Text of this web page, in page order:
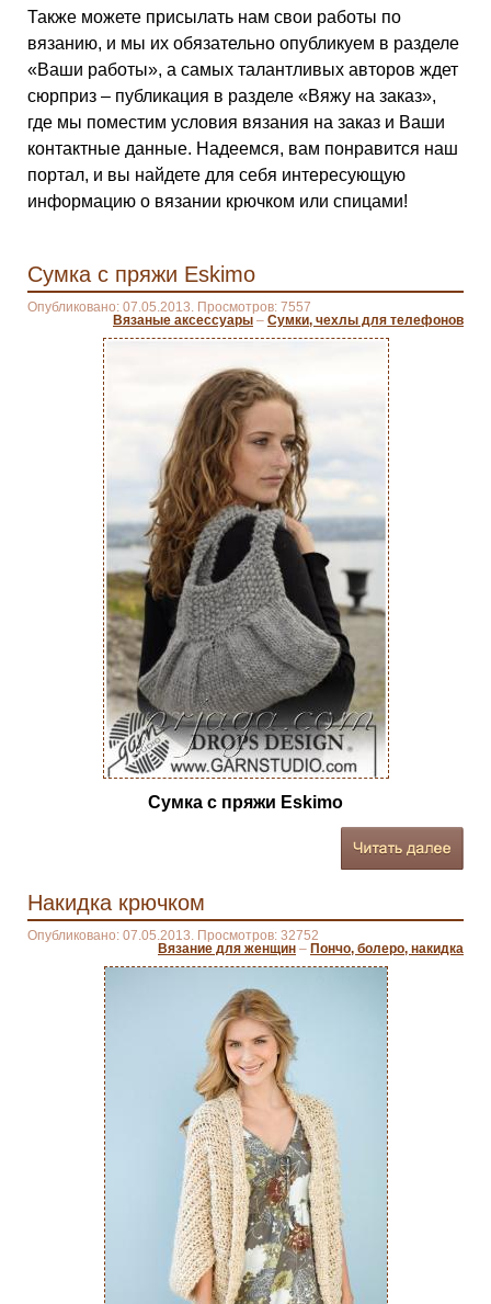
Также можете присылать нам свои работы по
вязанию, и мы их обязательно опубликуем в разделе
«Ваши работы», а самых талантливых авторов ждет
сюрприз – публикация в разделе «Вяжу на заказ»,
где мы поместим условия вязания на заказ и Ваши
контактные данные. Надеемся, вам понравится наш
портал, и вы найдете для себя интересующую
информацию о вязании крючком или спицами!
Сумка с пряжи Eskimo
Опубликовано: 07.05.2013. Просмотров: 7557
Вязаные аксессуары – Сумки, чехлы для телефонов
Сумка с пряжи Eskimo
Накидка крючком
Опубликовано: 07.05.2013. Просмотров: 32752
Вязание для женщин – Пончо, болеро, накидка